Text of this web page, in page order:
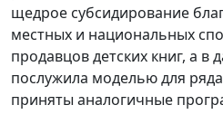
щедрое субсидирование
местных и национальных
продавцов детских книг, а в
послужила моделью для
приняты аналогичные